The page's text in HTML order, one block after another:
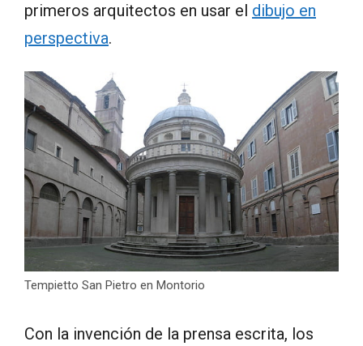
primeros arquitectos en usar el dibujo en
perspectiva.
Tempietto San Pietro en Montorio
Con la invención de la prensa escrita, los